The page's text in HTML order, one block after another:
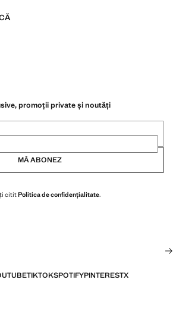
promoții private și noutăți
MĂ ABONEZ
cititPolitica de confidențialitate.
TIKTOKSPOTIFYPINTERESTX